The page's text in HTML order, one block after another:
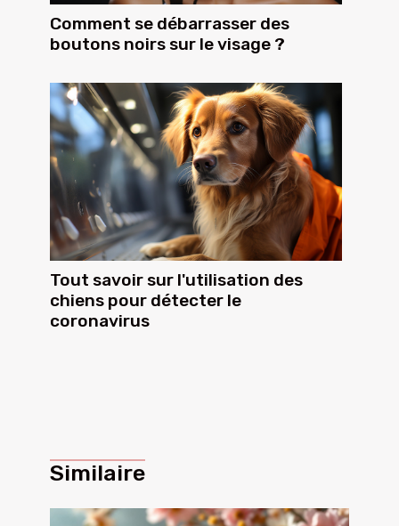
Comment se débarrasser des
boutons noirs sur le visage ?
Tout savoir sur l'utilisation des
chiens pour détecter le
coronavirus
Similaire